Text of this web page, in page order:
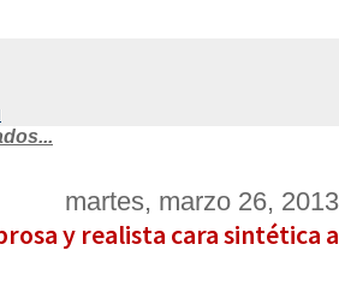
martes, marzo 26, 2013
y realista cara sintética a